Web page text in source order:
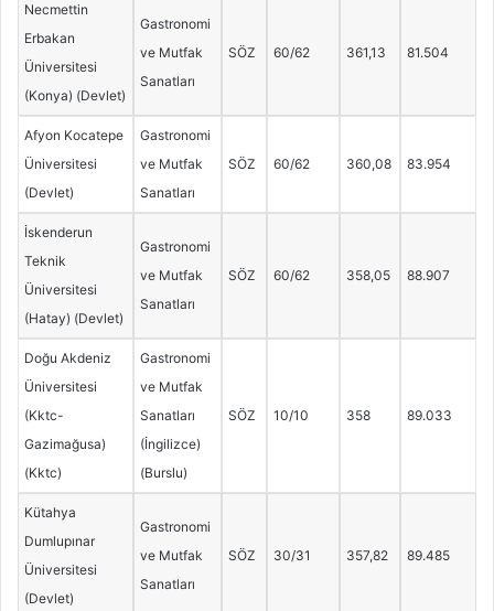
Necmettin
Erbakan
Üniversitesi
(Konya) (Devlet)
Gastronomi
ve Mutfak
Sanatları
SÖZ 60/62 361,13 81.504
Afyon Kocatepe
Üniversitesi
(Devlet)
Gastronomi
ve Mutfak
Sanatları
SÖZ 60/62 360,08 83.954
İskenderun
Teknik
Üniversitesi
(Hatay) (Devlet)
Gastronomi
ve Mutfak
Sanatları
SÖZ 60/62 358,05 88.907
Doğu Akdeniz
Üniversitesi
(Kktc-
Gazimağusa)
(Kktc)
Gastronomi
ve Mutfak
Sanatları
(İngilizce)
(Burslu)
SÖZ 10/10 358 89.033
Kütahya
Dumlupınar
Üniversitesi
(Devlet)
Gastronomi
ve Mutfak
Sanatları
SÖZ 30/31 357,82 89.485